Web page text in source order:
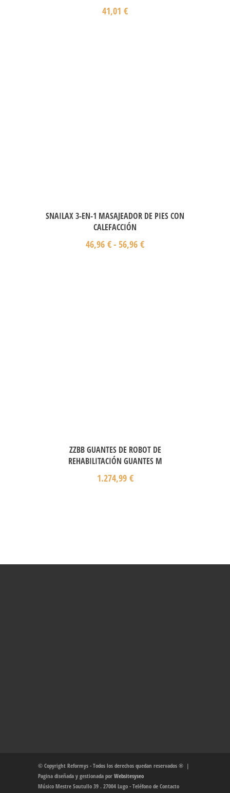
41,01 €
SNAILAX 3-EN-1 MASAJEADOR DE PIES CON
CALEFACCIÓN
46,96 €- 56,96 €
ZZBB GUANTES DE ROBOT DE
REHABILITACIÓN GUANTES M
1.274,99 €
© Copyright Reformys - Todos los derechos quedan reservados ® |
Pagina diseñada y gestionada por Websitesyseo
Músico Mestre Soutullo 39 . 27004 Lugo - Teléfono de Contacto